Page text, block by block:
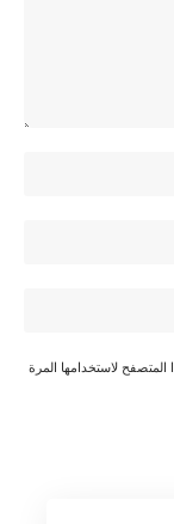
لاستخدامها المرة